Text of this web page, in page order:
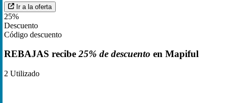
Ir a la oferta
25%
Descuento
Código descuento
REBAJAS recibe25% de descuento en Mapiful
2 Utilizado